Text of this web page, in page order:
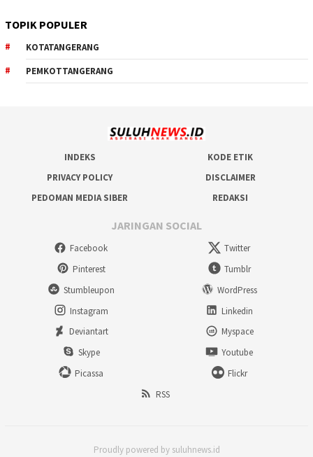
TOPIK POPULER
KOTATANGERANG
PEMKOTTANGERANG
INDEKS
KODE ETIK
PRIVACY POLICY
DISCLAIMER
PEDOMAN MEDIA SIBER
REDAKSI
JARINGAN SOCIAL
Facebook
Twitter
Pinterest
Tumblr
Stumbleupon
WordPress
Instagram
Linkedin
Deviantart
Myspace
Skype
Youtube
Picassa
Flickr
RSS
Proudly powered by suluhnews.id